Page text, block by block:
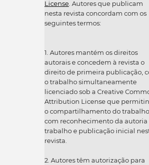
License . Autores que publicam
nesta revista concordam com os
seguintes termos:
1. Autores mantém os direitos
autorais e concedem à revista o
direito de primeira publicação,
o trabalho simultaneamente
licenciado sob a Creative
Attribution License que
o compartilhamento do trabalho
com reconhecimento da autoria
trabalho e publicação inicial
revista.
2. Autores têm autorização para